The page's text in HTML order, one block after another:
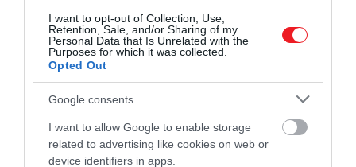
I want to opt-out of Collection, Use,
Retention, Sale, and/or Sharing of my
Personal Data that Is Unrelated with the
Purposes for which it was collected.
Opted Out
Google consents
I want to allow Google to enable storage
related to advertising like cookies on web or
device identifiers in apps.
és kávékészítési mód terjedt el.
A legnépszerűbb kávéfajták és kávézók
Európában
A kávéfogyasztás kultúrája Európában nagyon
sokszínű és változatos, minden országban más-más
kávéfajtát és kávézó stílust találhatunk. A